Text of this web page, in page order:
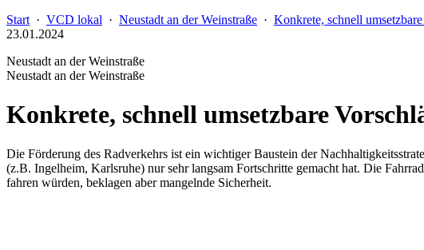
Start · VCD lokal · Neustadt an der Weinstraße · Konkrete, schnell
23.01.2024
Neustadt an der Weinstraße
Neustadt an der Weinstraße
Konkrete, schnell umsetzbare
Die Förderung des Radverkehrs ist ein wichtiger Baustein der
(z.B. Ingelheim, Karlsruhe) nur sehr langsam Fortschritte gemacht hat. Die
fahren würden, beklagen aber mangelnde Sicherheit.